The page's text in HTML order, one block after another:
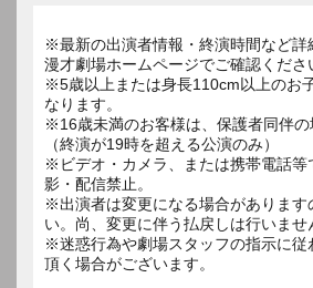
※最新の出演者情報・終演時間など詳
漫才劇場ホームページでご確認くださ
※5歳以上または身長110cm以上のお
なります。
※16歳未満のお客様は、保護者同伴の
（終演が19時を超える公演のみ）
※ビデオ・カメラ、または携帯電話等
影・配信禁止。
※出演者は変更になる場合があります
い。尚、変更に伴う払戻しは行いませ
※迷惑行為や劇場スタッフの指示に従
頂く場合がございます。